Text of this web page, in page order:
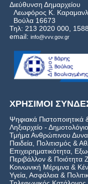
Διεύθυνση Δημαρχείου
Λεωφόρος Κ.
Βούλα 16673
Τηλ: 213 2020 000,
email: info@vvv.gov.gr
ΧΡΗΣΙΜΟΙ
Ψηφιακά Πιστοποιητικά
Ληξιαρχείο - Δημοτολόγιο
Τμήμα Ανθρώπινου
Παιδεία, Πολιτισμός &
Επιχειρηματικότητα,
Περιβάλλον & Ποιότητα
Kοινωνική Μέριμνα &
Υγεία, Ασφάλεια &